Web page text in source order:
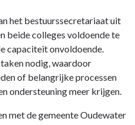
het bestuurssecretariaat uit
beide colleges voldoende te
capaciteit onvoldoende.
nodig, waardoor
of belangrijke processen
ondersteuning meer krijgen.
met de gemeente Oudewater